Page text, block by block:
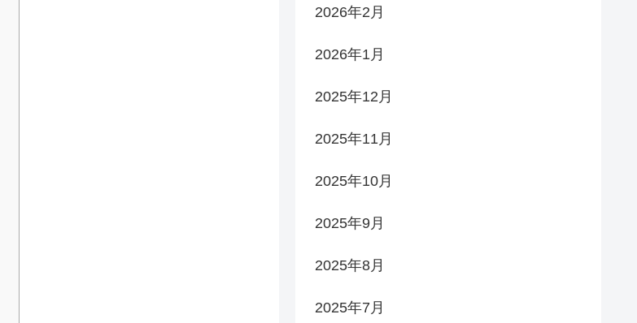
2026年2月
2026年1月
2025年12月
2025年11月
2025年10月
2025年9月
2025年8月
2025年7月